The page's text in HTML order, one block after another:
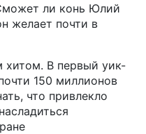
ли конь Юлий
желает почти в
хитом. В первый уик-
150 миллионов
что привлекло